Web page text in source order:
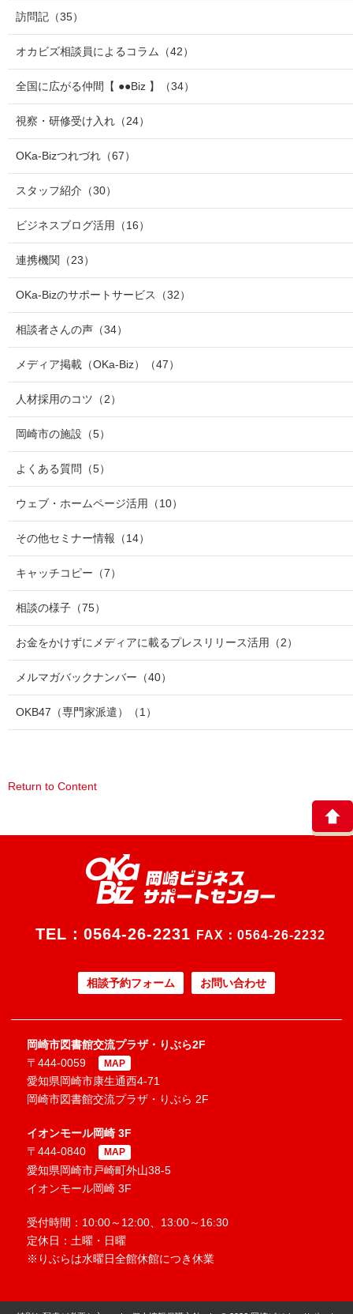
訪問記 （35）
オカビズ相談員によるコラム （42）
全国に広がる仲間【 ●●Biz 】 （34）
視察・研修受け入れ （24）
OKa-Bizつれづれ （67）
スタッフ紹介 （30）
ビジネスブログ活用 （16）
連携機関 （23）
OKa-Bizのサポートサービス （32）
相談者さんの声 （34）
メディア掲載（OKa-Biz） （47）
人材採用のコツ （2）
岡崎市の施設 （5）
よくある質問 （5）
ウェブ・ホームページ活用 （10）
その他セミナー情報 （14）
キャッチコピー （7）
相談の様子 （75）
お金をかけずにメディアに載るプレスリリース活用 （2）
メルマガバックナンバー （40）
OKB47（専門家派遣） （1）
Return to Content
TEL： 0564-26-2231 FAX：0564-26-2232
相談予約フォーム お問い合わせ
岡崎市図書館交流プラザ・りぶら2F
〒444-0059
MAP
愛知県岡崎市康生通西4-71
岡崎市図書館交流プラザ・りぶら 2F
イオンモール岡崎 3F
〒444-0840
MAP
愛知県岡崎市戸崎町外山38-5
イオンモール岡崎 3F
受付時間：10:00～12:00、13:00～16:30
定休日：土曜・日曜
※りぶらは水曜日全館休館につき休業